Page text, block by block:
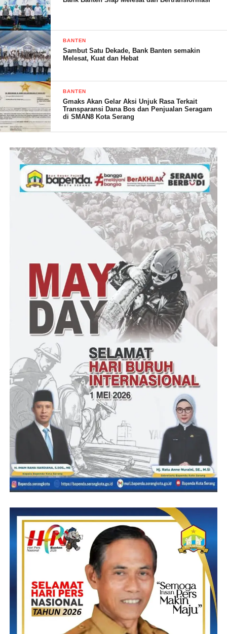
“Kita akan surati Walikota, Inspektorat dan BPK terkait
keterbukaan penggunaan anggaran pemeliharaan PUPR”
Ujarnya.
Terkait pengggunaan anggaran,Kepala Bidang Bina Marga
PUPR kota Serang, Muhammad Asdar yang di hubungi melalui
pesan singkat WhatsApp oleh siber.news sampai saat ini belum
Sementara itu Kepala Dinas PUPR kota Serang, Iwan Sunardi
dalam surat klarifikasi nya kepada Gmaks menyampaikan bahwa
pekerjaan pemeliharaan Jalan dan Jembatan di kota Serang telah
sesuai dengan peraturan yang berlaku.
“Peraturan lembaga kebijakan pengadaan barang dan jasa nomor
3 tahun 2021 tentang pedoman swakelola tipe 1” Dikutip dari
Namun Iwan tidak menjelaskan terkait penggunaan anggaran
pemeliharaan Jalan dan Jembatan di kota Serang.
Didi – RG
Post Views: 13
BANTEN
Sambut Satu Dekade, Bank Banten semakin
Melesat, Kuat dan Hebat
BANTEN
Gmaks Akan Gelar Aksi Unjuk Rasa Terkait
Transparansi Dana Bos dan Penjualan Seragam
di SMAN8 Kota Serang